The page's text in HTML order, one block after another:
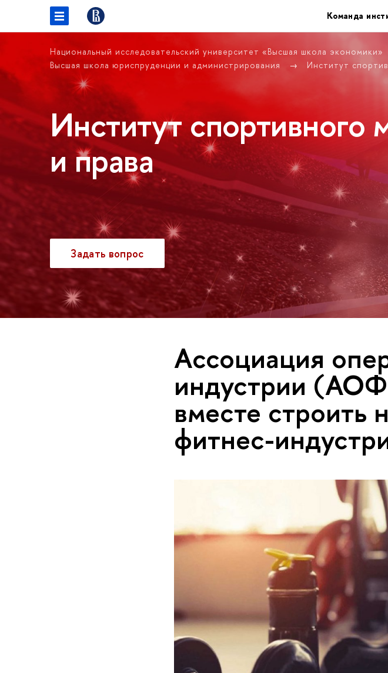
Команда
Национальный исследовательский университет «Высшая школа экономики»
Высшая школа юриспруденции и администрирования
Институт
Институт спортивного
и права
Задать вопрос
Ассоциация
индустрии
вместе строить
фитнес-